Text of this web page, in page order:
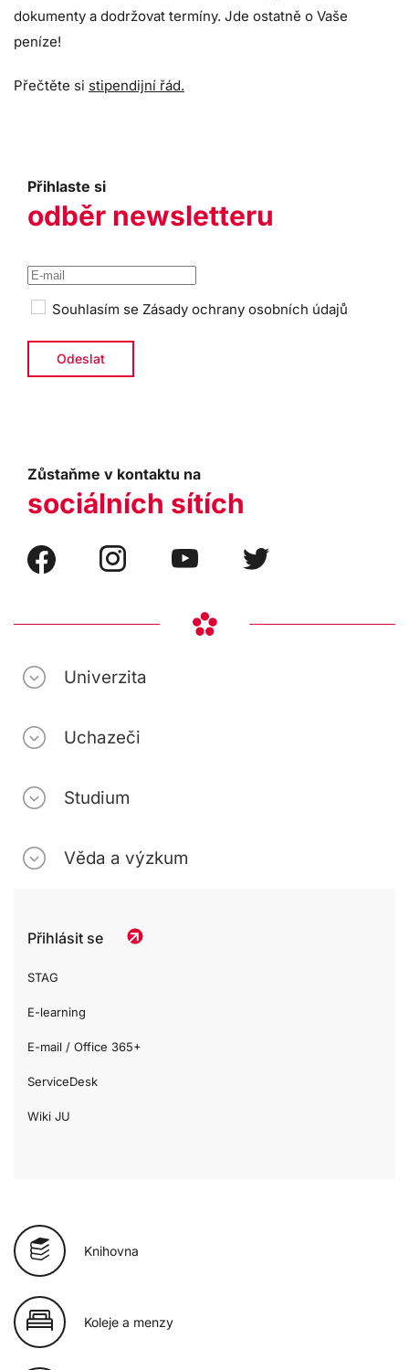
dokumenty a dodržovat termíny. Jde ostatně o Vaše
peníze!
Přečtěte si stipendijní řád.
Přihlaste si
odběr newsletteru
Souhlasím se Zásady ochrany osobních údajů
Zůstaňme v kontaktu na
sociálních sítích
Univerzita
Uchazeči
Studium
Věda a výzkum
Přihlásit se
STAG
E-learning
E-mail / Office 365+
ServiceDesk
Wiki JU
Knihovna
Koleje a menzy